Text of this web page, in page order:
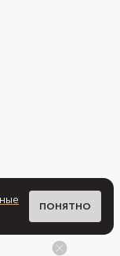
ПОНЯТНО